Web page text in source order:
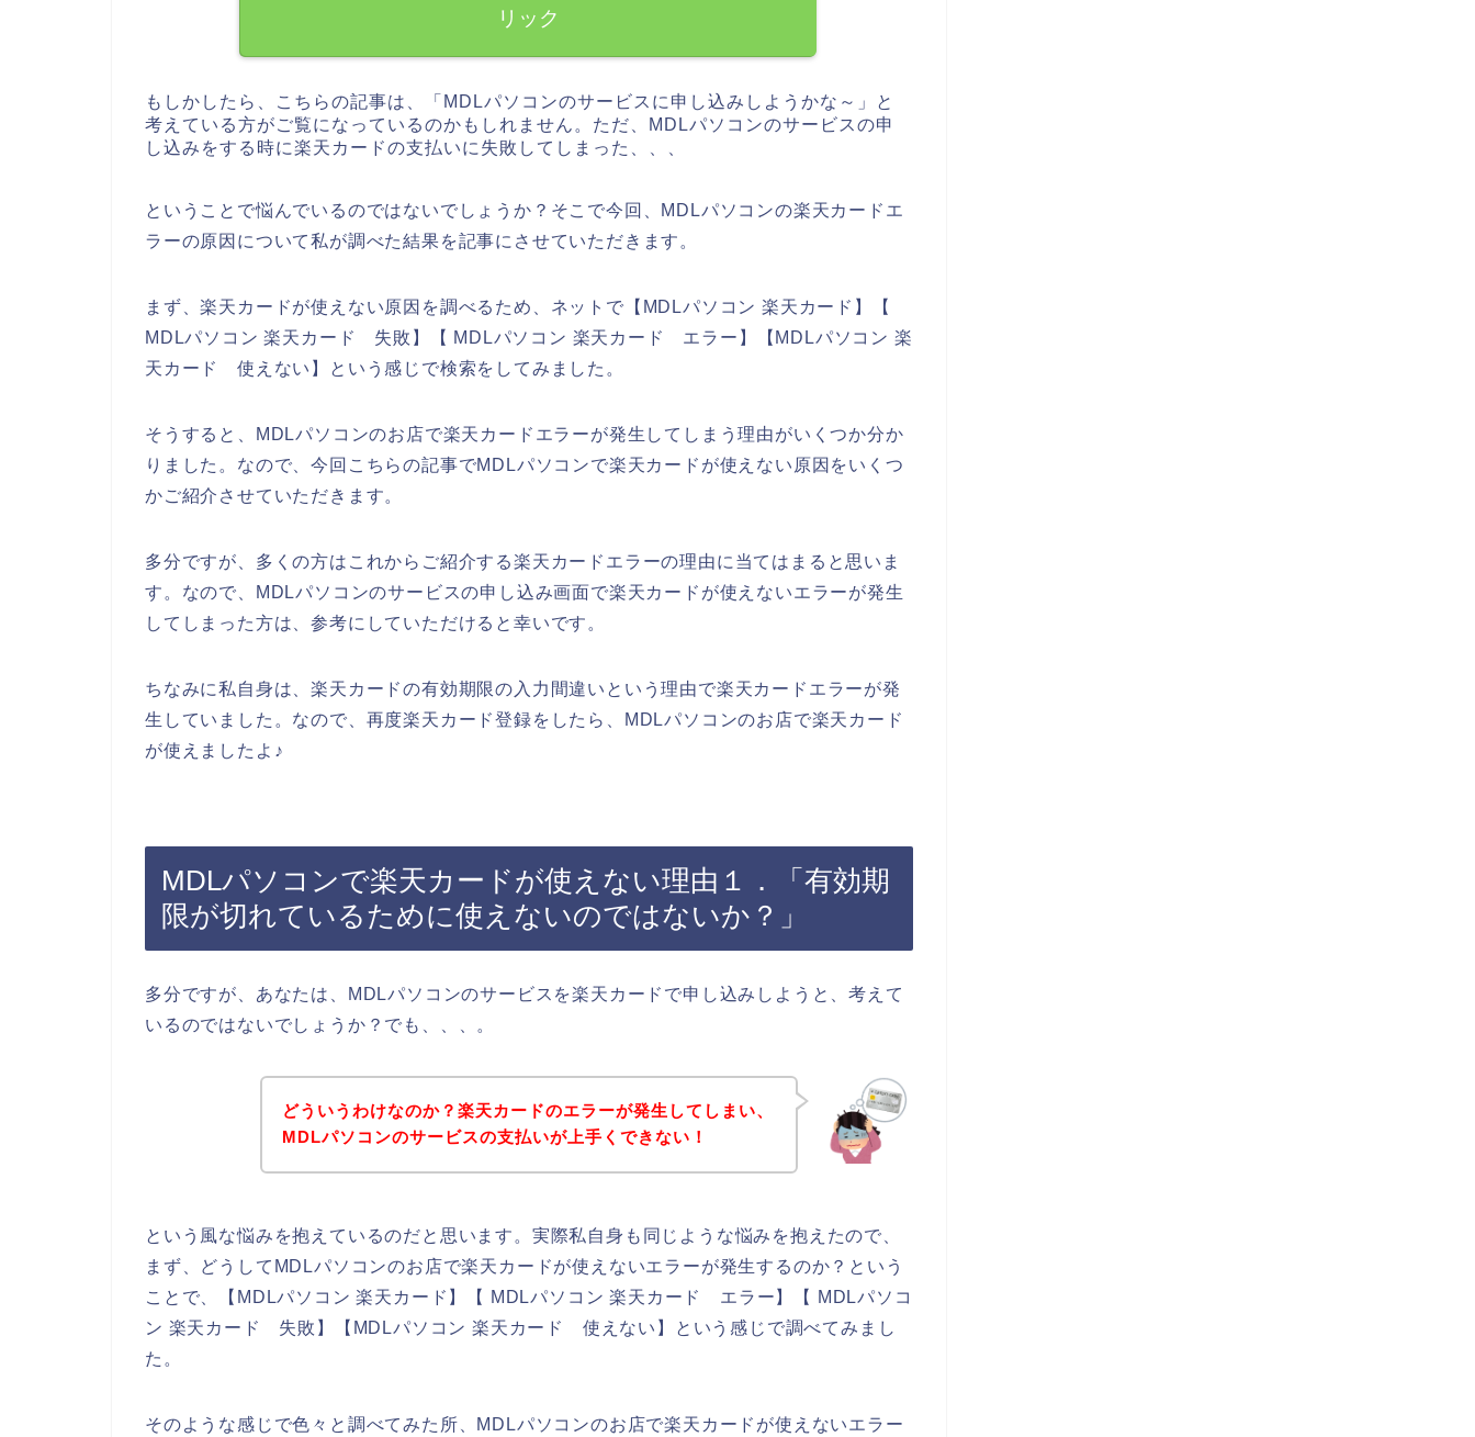
リック
もしかしたら、こちらの記事は、「MDLパソコンのサービスに申し込みしようかな～」と
考えている方がご覧になっているのかもしれません。ただ、MDLパソコンのサービスの申
し込みをする時に楽天カードの支払いに失敗してしまった、、、
ということで悩んでいるのではないでしょうか？そこで今回、MDLパソコンの楽天カードエ
ラーの原因について私が調べた結果を記事にさせていただきます。
まず、楽天カードが使えない原因を調べるため、ネットで【MDLパソコン 楽天カード】【
MDLパソコン 楽天カード 失敗】【 MDLパソコン 楽天カード エラー】【MDLパソコン 楽
天カード 使えない】という感じで検索をしてみました。
そうすると、MDLパソコンのお店で楽天カードエラーが発生してしまう理由がいくつか分か
りました。なので、今回こちらの記事でMDLパソコンで楽天カードが使えない原因をいくつ
かご紹介させていただきます。
多分ですが、多くの方はこれからご紹介する楽天カードエラーの理由に当てはまると思いま
す。なので、MDLパソコンのサービスの申し込み画面で楽天カードが使えないエラーが発生
してしまった方は、参考にしていただけると幸いです。
ちなみに私自身は、楽天カードの有効期限の入力間違いという理由で楽天カードエラーが発
生していました。なので、再度楽天カード登録をしたら、MDLパソコンのお店で楽天カード
が使えましたよ♪
MDLパソコンで楽天カードが使えない理由１．「有効期
限が切れているために使えないのではないか？」
多分ですが、あなたは、MDLパソコンのサービスを楽天カードで申し込みしようと、考えて
いるのではないでしょうか？でも、、、。
どういうわけなのか？楽天カードのエラーが発生してしまい、
MDLパソコンのサービスの支払いが上手くできない！
という風な悩みを抱えているのだと思います。実際私自身も同じような悩みを抱えたので、
まず、どうしてMDLパソコンのお店で楽天カードが使えないエラーが発生するのか？という
ことで、【MDLパソコン 楽天カード】【 MDLパソコン 楽天カード エラー】【 MDLパソコ
ン 楽天カード 失敗】【MDLパソコン 楽天カード 使えない】という感じで調べてみまし
た。
そのような感じで色々と調べてみた所、MDLパソコンのお店で楽天カードが使えないエラー